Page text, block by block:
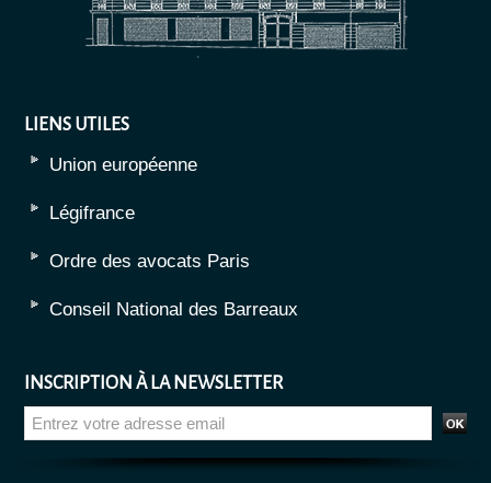
LIENS UTILES
Union européenne
Légifrance
Ordre des avocats Paris
Conseil National des Barreaux
INSCRIPTION À LA NEWSLETTER